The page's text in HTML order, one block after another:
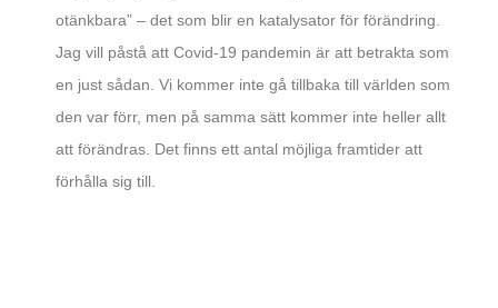
otänkbara” – det som blir en katalysator för förändring.
Jag vill påstå att Covid-19 pandemin är att betrakta som
en just sådan. Vi kommer inte gå tillbaka till världen som
den var förr, men på samma sätt kommer inte heller allt
att förändras. Det finns ett antal möjliga framtider att
förhålla sig till.